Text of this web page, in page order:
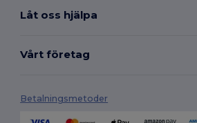
Låt oss hjälpa
Vårt företag
Betalningsmetoder